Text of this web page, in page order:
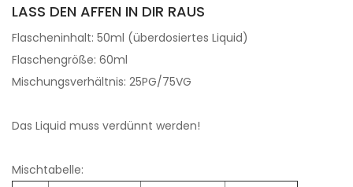
LASS DEN AFFEN IN DIR RAUS
Flascheninhalt: 50ml (überdosiertes Liquid)
Flaschengröße: 60ml
Mischungsverhältnis: 25PG/75VG
Das Liquid muss verdünnt werden!
Mischtabelle: